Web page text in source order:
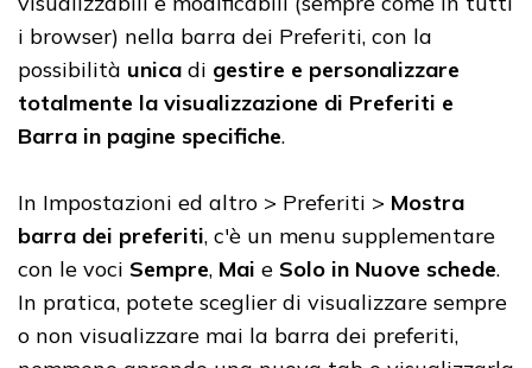
i browser) nella barra dei Preferiti, con la
possibilità unica di gestire e personalizzare
totalmente la visualizzazione di Preferiti e
Barra in pagine specifiche.
In Impostazioni ed altro > Preferiti > Mostra
barra dei preferiti, c'è un menu supplementare
con le voci Sempre, Mai e Solo in Nuove schede.
In pratica, potete sceglier di visualizzare sempre
o non visualizzare mai la barra dei preferiti,